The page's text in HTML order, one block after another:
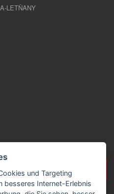
LETŇANY
und Targeting
besseres Internet-Erlebnis